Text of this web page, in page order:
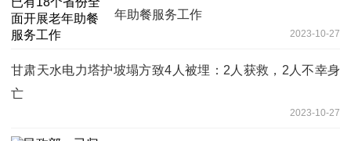
年助餐服务工作
2023-10-27
甘肃天水电力塔护坡塌方致4人被埋：2人获救，2人不幸身
亡
2023-10-27